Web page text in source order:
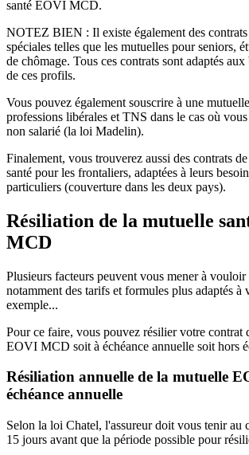
santé EOVI MCD.
NOTEZ BIEN : Il existe également des
spéciales telles que les mutuelles pour seniors,
de chômage. Tous ces contrats sont adaptés
de ces profils.
Vous pouvez également souscrire à une
professions libérales et TNS dans le cas où
non salarié (la loi Madelin).
Finalement, vous trouverez aussi des contrats
santé pour les frontaliers, adaptées à leurs
particuliers (couverture dans les deux pays).
Résiliation de la mutuelle
MCD
Plusieurs facteurs peuvent vous mener à vouloir
notamment des tarifs et formules plus adaptés à
exemple...
Pour ce faire, vous pouvez résilier votre contrat
EOVI MCD soit à échéance annuelle soit hors
Résiliation annuelle de la mutuelle
échéance annuelle
Selon la loi Chatel, l'assureur doit vous tenir au
15 jours avant que la période possible pour